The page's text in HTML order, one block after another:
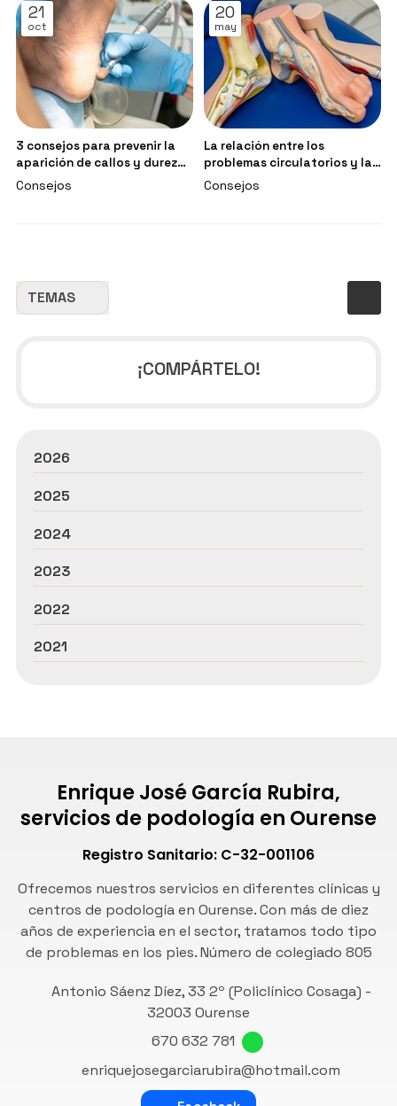
TEMAS
21
oct
3 consejos para prevenir la
aparición de callos y durezas
en los pies
Consejos
20
may
La relación entre los
problemas circulatorios y la
salud de los pies
Consejos
¡COMPÁRTELO!
2026
2025
2024
2023
2022
2021
Enrique José García Rubira,
servicios de podología en Ourense
Registro Sanitario: C-32-001106
Ofrecemos nuestros servicios en diferentes clínicas y
centros de podología en Ourense. Con más de diez
años de experiencia en el sector, tratamos todo tipo
de problemas en los pies. Número de colegiado 805
Antonio Sáenz Díez, 33 2º (Policlínico Cosaga) -
32003 Ourense
670 632 781
enriquejosegarciarubira@hotmail.com